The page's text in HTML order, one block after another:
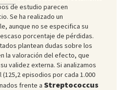
de estudio parecen
Se ha realizado un
aunque no se especifica su
porcentaje de pérdidas.
plantean dudas sobre los
la valoración del efecto, que
validez externa. Si analizamos
episodios por cada 1.000
frente a Streptococcus